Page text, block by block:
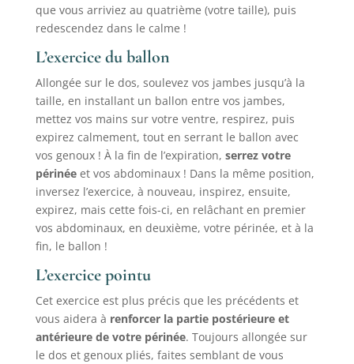
que vous arriviez au quatrième (votre taille), puis
redescendez dans le calme !
L’exercice du ballon
Allongée sur le dos, soulevez vos jambes jusqu’à la
taille, en installant un ballon entre vos jambes,
mettez vos mains sur votre ventre, respirez, puis
expirez calmement, tout en serrant le ballon avec
vos genoux ! À la fin de l’expiration, serrez votre
périnéeet vos abdominaux ! Dans la même position,
inversez l’exercice, à nouveau, inspirez, ensuite,
expirez, mais cette fois-ci, en relâchant en premier
vos abdominaux, en deuxième, votre périnée, et à la
fin, le ballon !
L’exercice pointu
Cet exercice est plus précis que les précédents et
vous aidera à renforcer la partie postérieureet
antérieurede votre périnée. Toujours allongée sur
le dos et genoux pliés, faites semblant de vous